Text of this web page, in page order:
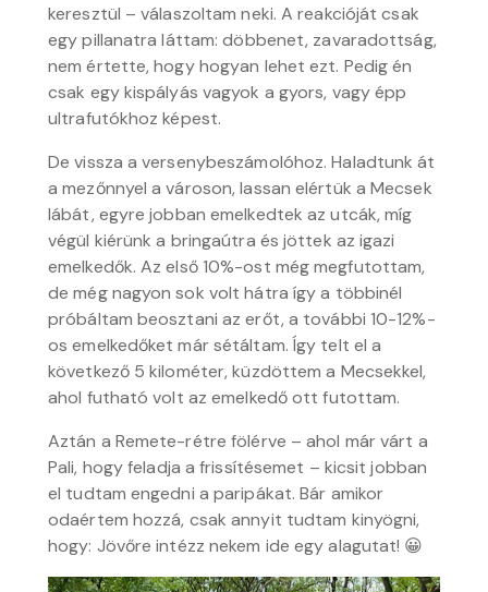
keresztül – válaszoltam neki. A reakcióját csak
egy pillanatra láttam: döbbenet, zavaradottság,
nem értette, hogy hogyan lehet ezt. Pedig én
csak egy kispályás vagyok a gyors, vagy épp
ultrafutókhoz képest.
De vissza a versenybeszámolóhoz. Haladtunk át
a mezőnnyel a városon, lassan elértük a Mecsek
lábát, egyre jobban emelkedtek az utcák, míg
végül kiérünk a bringaútra és jöttek az igazi
emelkedők. Az első 10%-ost még megfutottam,
de még nagyon sok volt hátra így a többinél
próbáltam beosztani az erőt, a további 10-12%-
os emelkedőket már sétáltam. Így telt el a
következő 5 kilométer, küzdöttem a Mecsekkel,
ahol futható volt az emelkedő ott futottam.
Aztán a Remete-rétre fölérve – ahol már várt a
Pali, hogy feladja a frissítésemet – kicsit jobban
el tudtam engedni a paripákat. Bár amikor
odaértem hozzá, csak annyit tudtam kinyögni,
hogy: Jövőre intézz nekem ide egy alagutat! 😀